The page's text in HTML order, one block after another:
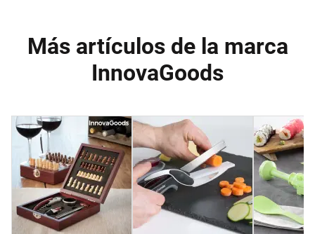
Más artículos de la marca
InnovaGoods